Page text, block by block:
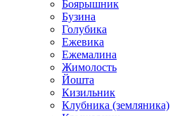
Боярышник
Бузина
Голубика
Ежевика
Ежемалина
Жимолость
Йошта
Кизильник
Клубника (земляника)